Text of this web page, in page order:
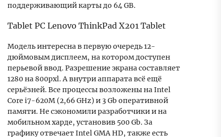
поддерживающий карты до 64 GB.
Tablet PC Lenovo ThinkPad X201 Tablet
Модель интересна в первую очередь 12-
дюймовым дисплеем, на котором доступен
перьевой ввод. Разрешение экрана составляет
1280 на 800pxl. А внутри аппарата всё ещё
серьёзней. Все процессы возложены на Intel
Core i7-620M (2,66 GHz) и 3 Gb оперативной
памяти. Не сэкономили разработчики и на
мобильном харде, установив 500 Gb. За
графику отвечает Intel GMA HD, также есть